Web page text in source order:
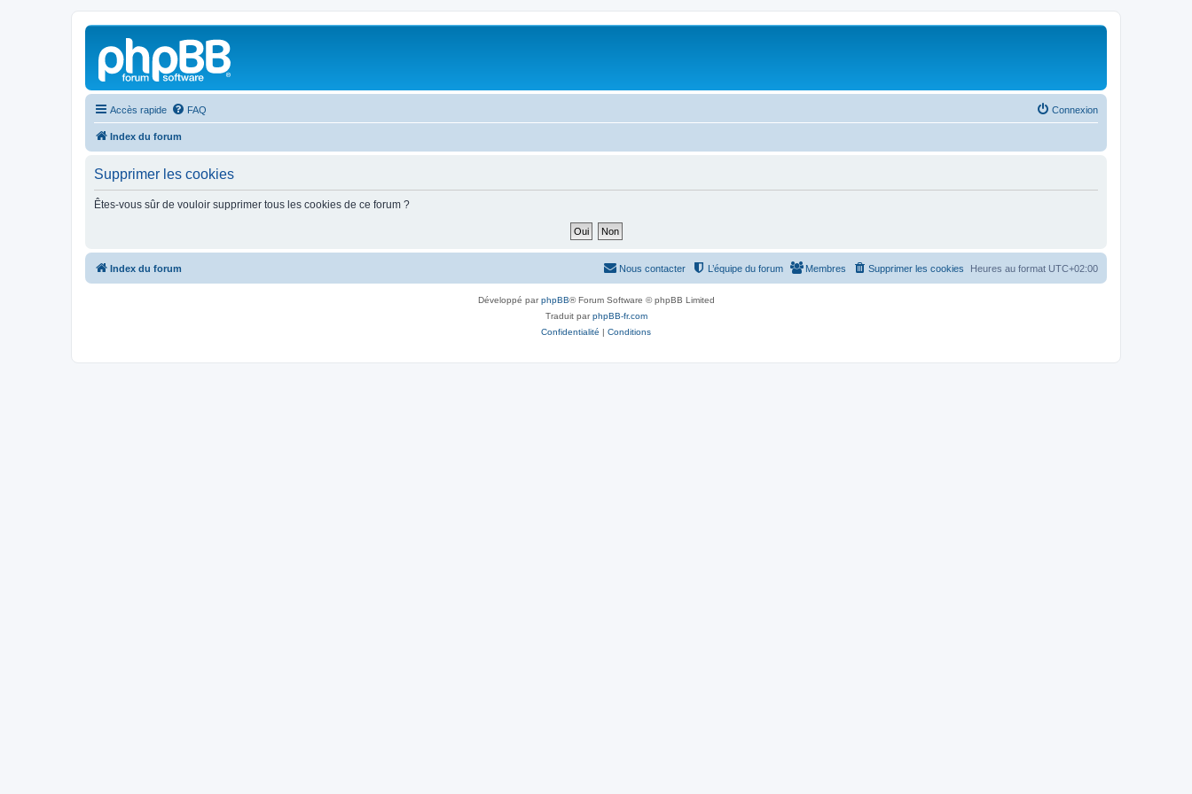
Accès rapide FAQ Connexion
Index du forum
Supprimer les cookies
Êtes-vous sûr de vouloir supprimer tous les cookies de ce forum ?
Index du forum Heures au format UTC+02:00
Supprimer les cookies
Membres
L’équipe du forum
Nous contacter
Développé parphpBB® Forum Software © phpBB Limited
Traduit parphpBB-fr.com
Confidentialité | Conditions